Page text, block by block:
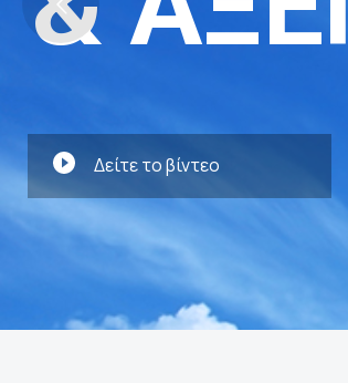
Δείτε το βίντεο